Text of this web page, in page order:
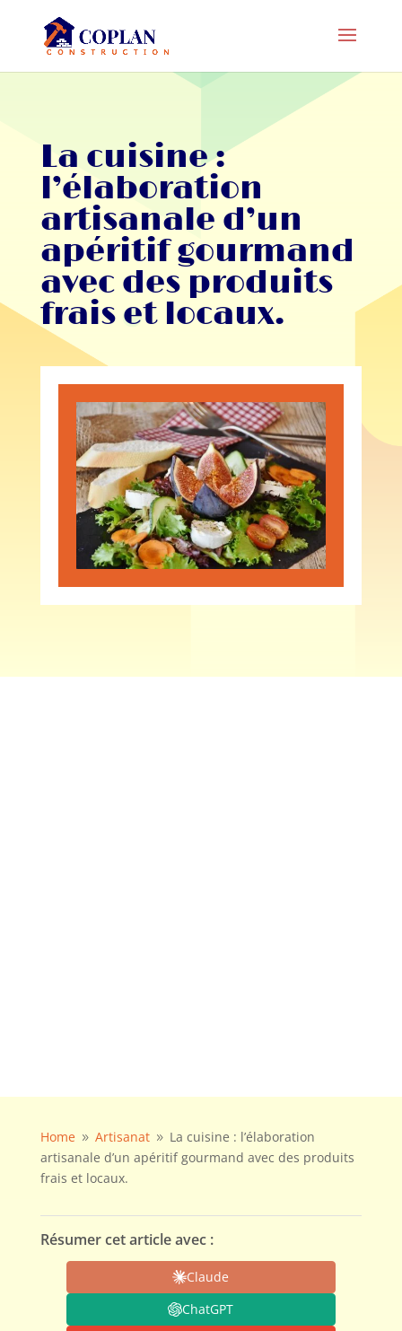
La cuisine :
l’élaboration
artisanale d’un
apéritif gourmand
avec des produits
frais et locaux.
Home 9 Artisanat 9 La cuisine : l’élaboration
artisanale d’un apéritif gourmand avec des produits
frais et locaux.
Résumer cet article avec :
Claude
ChatGPT